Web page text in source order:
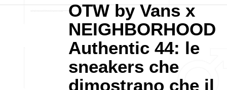
OTW by Vans x
NEIGHBORHOOD
Authentic 44: le
sneakers che
dimostrano che il